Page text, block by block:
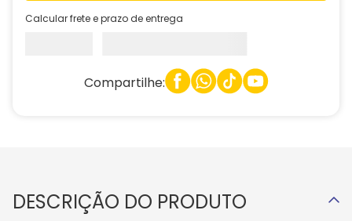
Calcular frete e prazo de entrega
Compartilhe:
DESCRIÇÃO DO PRODUTO